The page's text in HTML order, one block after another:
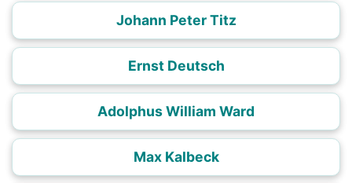
Johann Peter Titz
Ernst Deutsch
Adolphus William Ward
Max Kalbeck